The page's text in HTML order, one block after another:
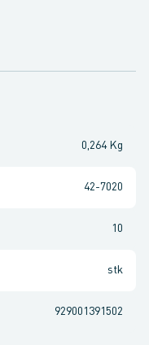
0,264 Kg
42-7020
10
stk
929001391502